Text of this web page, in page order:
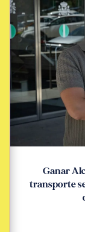
Ganar
transporte